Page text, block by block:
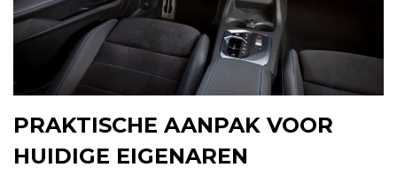
PRAKTISCHE AANPAK VOOR
HUIDIGE EIGENAREN